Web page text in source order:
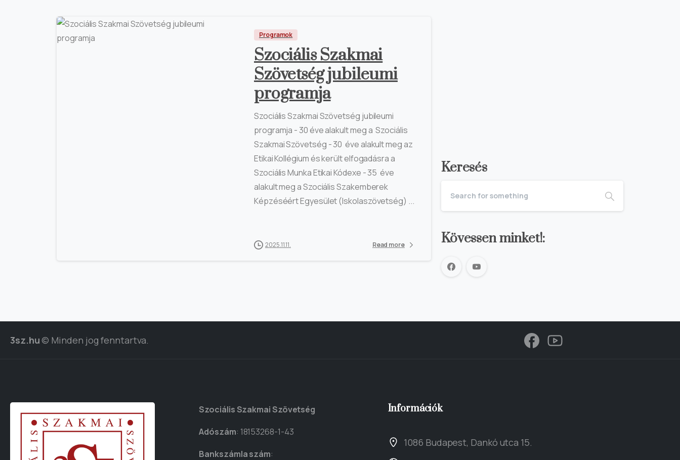
Programok
Szociális Szakmai
Szövetség jubileumi
programja
Szociális Szakmai Szövetség jubileumi
programja - 30 éve alakult meg a Szociális
Szakmai Szövetség - 30 éve alakult meg az
Etikai Kollégium és került elfogadásra a
Szociális Munka Etikai Kódexe - 35 éve
alakult meg a Szociális Szakemberek
Képzéséért Egyesület (Iskolaszövetség) ...
2025.11.11. Read more
Keresés
Kövessen minket!:
3sz.hu© Minden jog fenntartva.
Szociális Szakmai Szövetség
Adószám: 18153268-1-43
Bankszámla szám:
Információk
1086 Budapest, Dankó utca 15.